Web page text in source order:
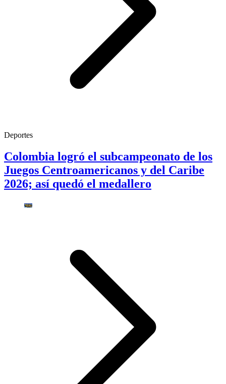
Deportes
Colombia logró el subcampeonato de los
Juegos Centroamericanos y del Caribe
2026; así quedó el medallero